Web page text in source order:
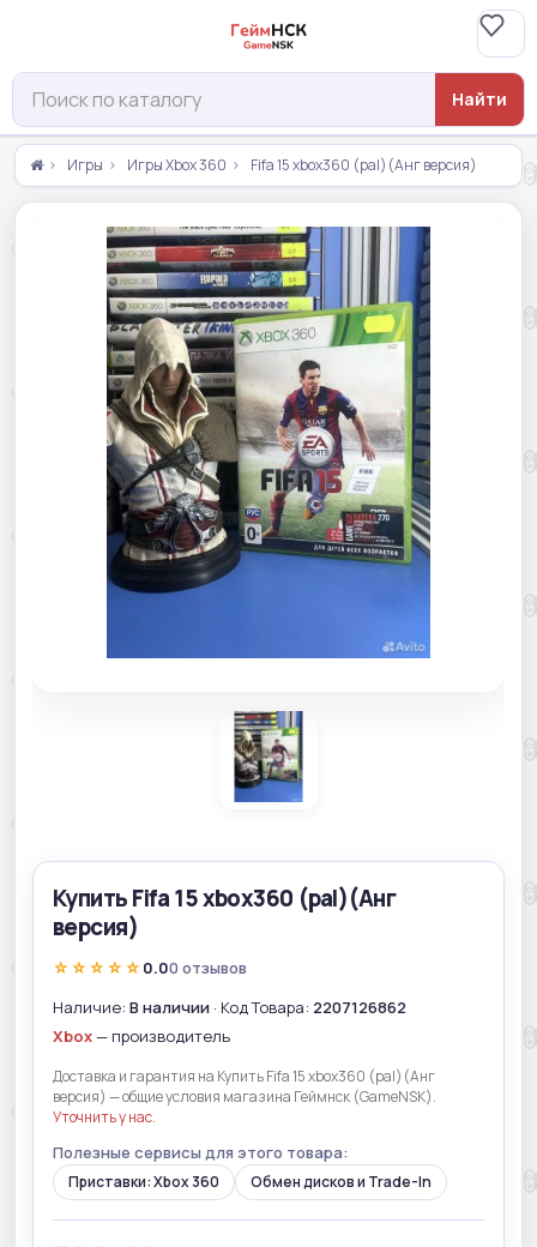
Найти
Игры Игры Xbox 360 Fifa 15 xbox360 (pal)(Анг версия)
Купить Fifa 15 xbox360 (pal)(Анг
версия)
☆☆☆☆☆ 0.00 отзывов
Наличие: В наличии · Код Товара: 2207126862
Xbox— производитель
Доставка и гарантия на Купить Fifa 15 xbox360 (pal)(Анг
версия) — общие условия магазина Геймнск (GameNSK).
Уточнить у нас.
Полезные сервисы для этого товара:
Приставки: Xbox 360 Обмен дисков и Trade-In